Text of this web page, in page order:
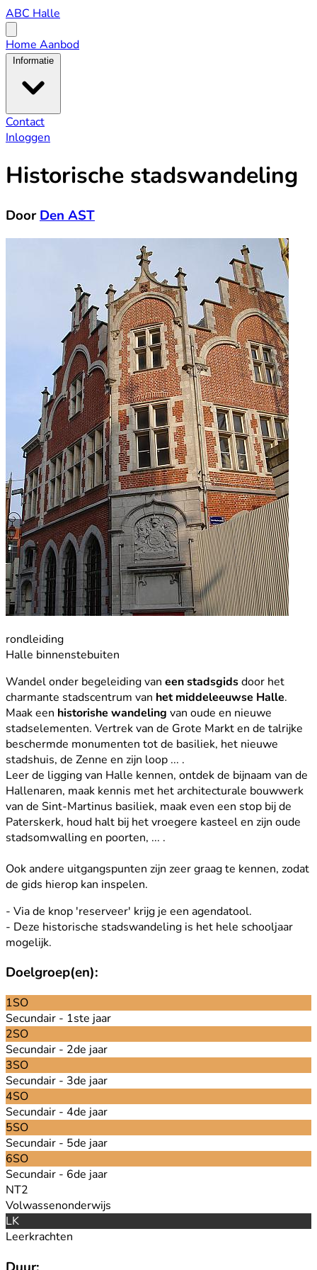
ABC
Halle
ABC Halle
menu
Home Aanbod
Informatie
Contact
Inloggen
Historische stadswandeling
DoorDen AST
rondleiding
Halle binnenstebuiten
Wandel onder begeleiding van een stadsgidsdoor het
charmante stadscentrum van het middeleeuwse Halle.
Maak een historishe wandeling van oude en nieuwe
stadselementen. Vertrek van de Grote Markt en de talrijke
beschermde monumenten tot de basiliek, het nieuwe
stadshuis, de Zenne en zijn loop ... .
Leer de ligging van Halle kennen, ontdek de bijnaam van de
Hallenaren, maak kennis met het architecturale bouwwerk
van de Sint-Martinus basiliek, maak even een stop bij de
Paterskerk, houd halt bij het vroegere kasteel en zijn oude
stadsomwalling en poorten, ... .
Ook andere uitgangspunten zijn zeer graag te kennen, zodat
de gids hierop kan inspelen.
- Via de knop 'reserveer' krijg je een agendatool.
- Deze historische stadswandeling is het hele schooljaar
mogelijk.
Doelgroep(en):
1SO
Secundair - 1ste jaar
2SO
Secundair - 2de jaar
3SO
Secundair - 3de jaar
4SO
Secundair - 4de jaar
5SO
Secundair - 5de jaar
6SO
Secundair - 6de jaar
NT2
Volwassenonderwijs
LK
Leerkrachten